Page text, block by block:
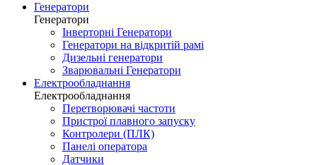
Генератори
Генератори
Інверторні Генератори
Генератори на відкритій рамі
Дизельні генератори
Зварювальні Генератори
Електрообладнання
Електрообладнання
Перетворювачі частоти
Пристрої плавного запуску
Контролери (ПЛК)
Панелі оператора
Датчики